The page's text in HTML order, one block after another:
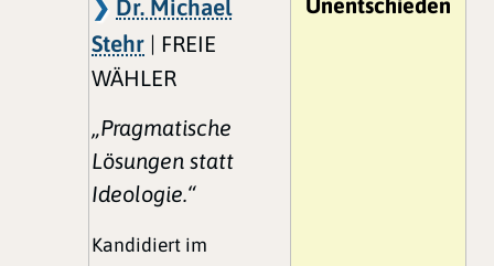
Dr. Michael
Stehr | FREIE
WÄHLER
„Pragmatische
Lösungen statt
Ideologie.“
Kandidiert im